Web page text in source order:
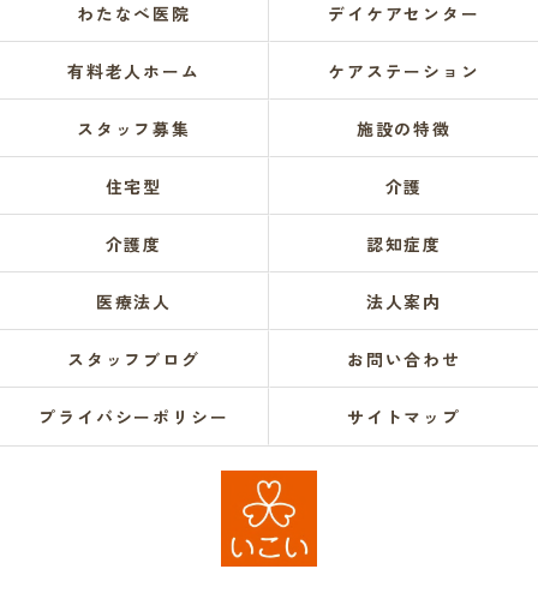
わたなべ医院 デイケアセンター
有料老人ホーム ケアステーション
スタッフ募集 施設の特徴
住宅型 介護
介護度 認知症度
医療法人 法人案内
スタッフブログ お問い合わせ
プライバシーポリシー サイトマップ